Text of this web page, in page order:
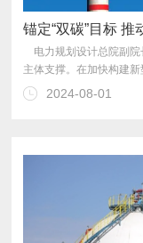
锚定“双碳”目标
2024-08-01